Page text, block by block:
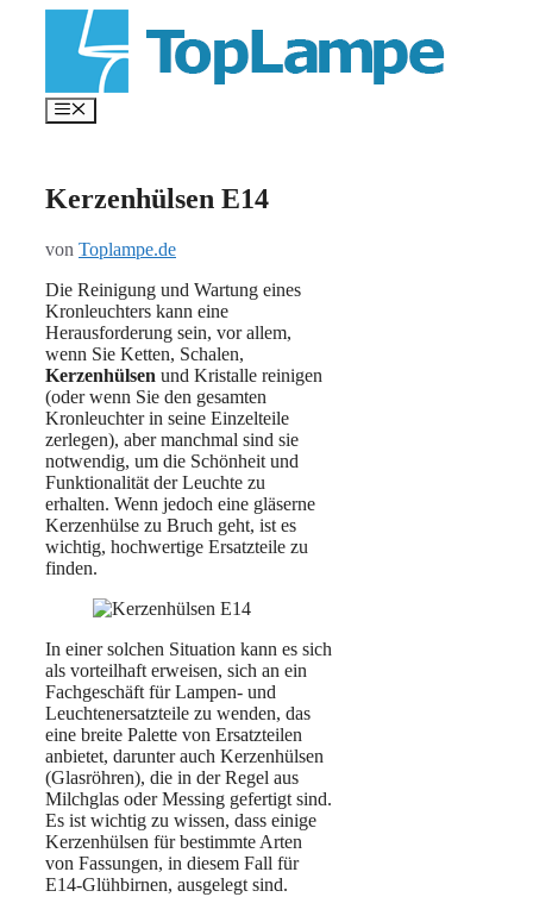
Menü
Kerzenhülsen E14
von Toplampe.de
Die Reinigung und Wartung eines
Kronleuchters kann eine
Herausforderung sein, vor allem,
wenn Sie Ketten, Schalen,
Kerzenhülsen und Kristalle reinigen
(oder wenn Sie den gesamten
Kronleuchter in seine Einzelteile
zerlegen), aber manchmal sind sie
notwendig, um die Schönheit und
Funktionalität der Leuchte zu
erhalten. Wenn jedoch eine gläserne
Kerzenhülse zu Bruch geht, ist es
wichtig, hochwertige Ersatzteile zu
finden.
In einer solchen Situation kann es sich
als vorteilhaft erweisen, sich an ein
Fachgeschäft für Lampen- und
Leuchtenersatzteile zu wenden, das
eine breite Palette von Ersatzteilen
anbietet, darunter auch Kerzenhülsen
(Glasröhren), die in der Regel aus
Milchglas oder Messing gefertigt sind.
Es ist wichtig zu wissen, dass einige
Kerzenhülsen für bestimmte Arten
von Fassungen, in diesem Fall für
E14-Glühbirnen, ausgelegt sind.